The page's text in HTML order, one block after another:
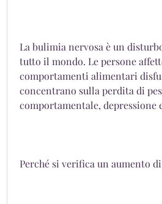
La bulimia nervosa è un
tutto il mondo. Le persone
comportamenti alimentari
concentrano sulla perdita di
comportamentale, depressione
Perché si verifica un aumento